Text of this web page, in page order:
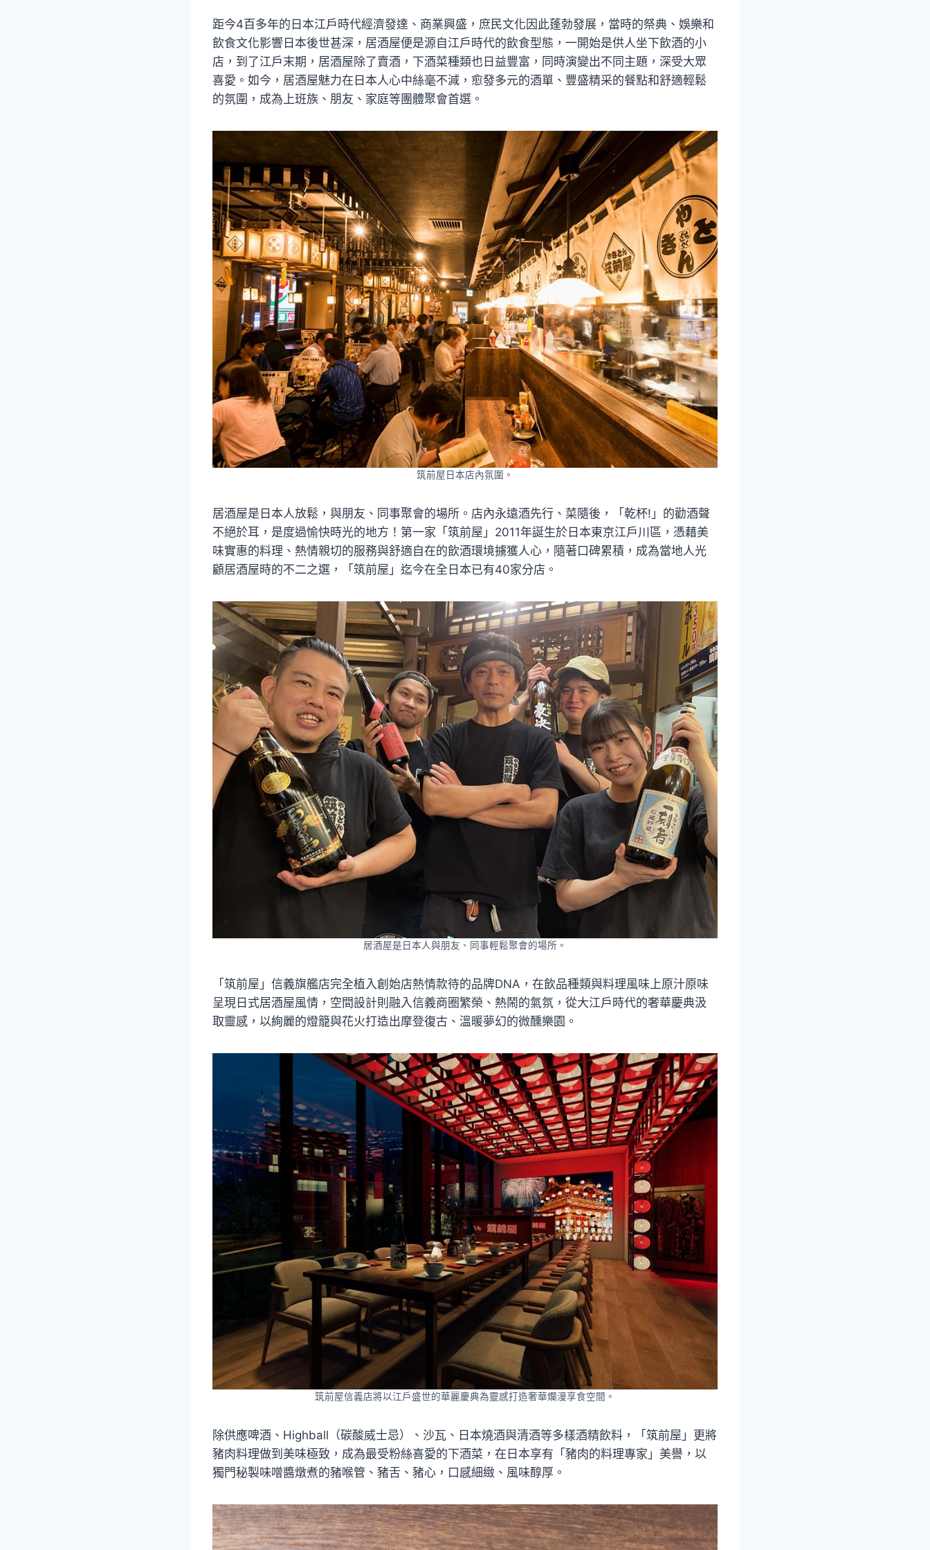
距今4百多年的日本江戶時代經濟發達、商業興盛，庶民文化因此蓬勃發展，當時的祭典、娛樂和
飲食文化影響日本後世甚深，居酒屋便是源自江戶時代的飲食型態，一開始是供人坐下飲酒的小
店，到了江戶末期，居酒屋除了賣酒，下酒菜種類也日益豐富，同時演變出不同主題，深受大眾
喜愛。如今，居酒屋魅力在日本人心中絲毫不減，愈發多元的酒單、豐盛精采的餐點和舒適輕鬆
的氛圍，成為上班族、朋友、家庭等團體聚會首選。
筑前屋日本店內氛圍。
居酒屋是日本人放鬆，與朋友、同事聚會的場所。店內永遠酒先行、菜隨後，「乾杯!」的勸酒聲
不絕於耳，是度過愉快時光的地方！第一家「筑前屋」2011年誕生於日本東京江戶川區，憑藉美
味實惠的料理、熱情親切的服務與舒適自在的飲酒環境擄獲人心，隨著口碑累積，成為當地人光
顧居酒屋時的不二之選，「筑前屋」迄今在全日本已有40家分店。
居酒屋是日本人與朋友、同事輕鬆聚會的場所。
「筑前屋」信義旗艦店完全植入創始店熱情款待的品牌DNA，在飲品種類與料理風味上原汁原味
呈現日式居酒屋風情，空間設計則融入信義商圈繁榮、熱鬧的氣氛，從大江戶時代的奢華慶典汲
取靈感，以絢麗的燈籠與花火打造出摩登復古、溫暖夢幻的微醺樂園。
筑前屋信義店將以江戶盛世的華麗慶典為靈感打造奢華爛漫享食空間。
除供應啤酒、Highball（碳酸威士忌）、沙瓦、日本燒酒與清酒等多樣酒精飲料，「筑前屋」更將
豬肉料理做到美味極致，成為最受粉絲喜愛的下酒菜，在日本享有「豬肉的料理專家」美譽，以
獨門秘製味噌醬燉煮的豬喉管、豬舌、豬心，口感細緻、風味醇厚。